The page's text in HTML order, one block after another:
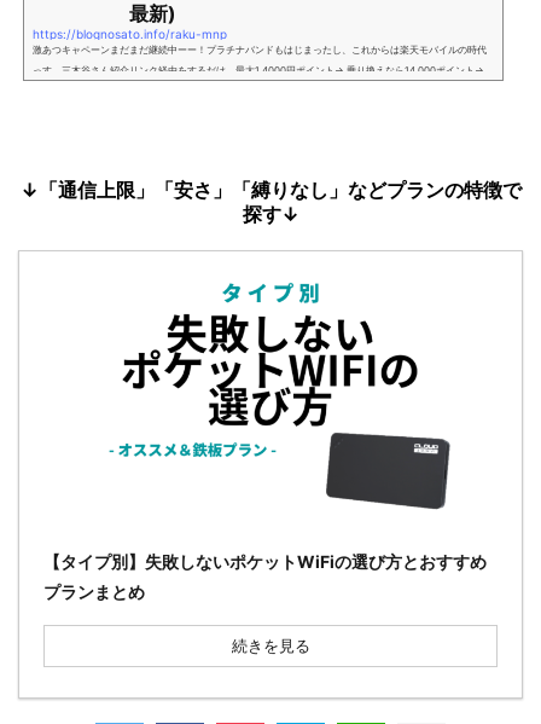
最新)
https://blognosato.info/raku-mnp
激あつキャペーンまだまだ継続中ーー！プラチナバンドもはじまったし、これからは楽天モバイルの時代
っす。三木谷さん紹介リンク経由をするだけ。最大1,4000円ポイント→ 乗り換えなら14,000ポイント→
↓「通信上限」「安さ」「縛りなし」などプランの特徴で
探す↓
【タイプ別】失敗しないポケットWiFiの選び方とおすすめ
プランまとめ
続きを見る